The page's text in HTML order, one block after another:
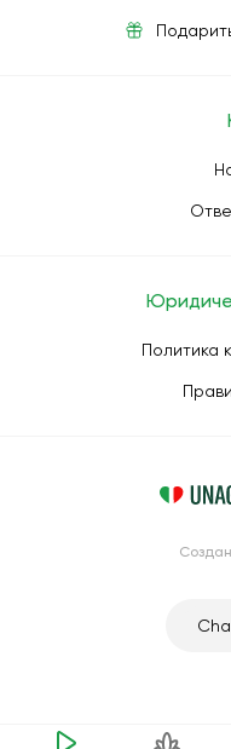
Политика